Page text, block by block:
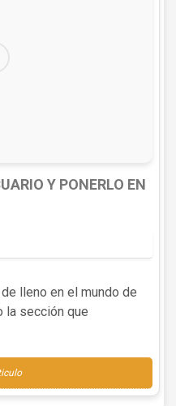
Y PONERLO EN
lleno en el mundo de
la sección que